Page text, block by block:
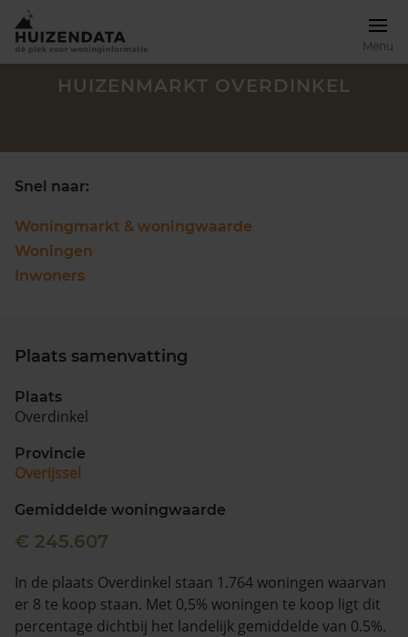
Menu
Zoek een woning
088 220 4200
Maandag t/m vrijdag - 08:00 -18:00
HUIZENMARKT OVERDINKEL
Snel naar:
Woningmarkt & woningwaarde
Woningen
Inwoners
Plaats samenvatting
Plaats
Overdinkel
Provincie
Overijssel
Gemiddelde woningwaarde
€ 245.607
In de plaats Overdinkel staan 1.764 woningen waarvan
er 8 te koop staan. Met 0,5% woningen te koop ligt dit
percentage dichtbij het landelijk gemiddelde van 0.5%.